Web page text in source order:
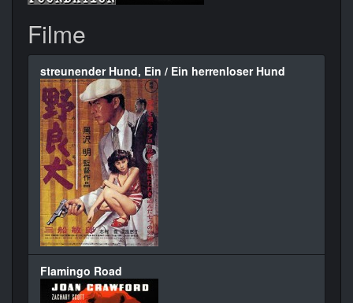
Filme
streunender Hund, Ein / Ein herrenloser Hund
Flamingo Road